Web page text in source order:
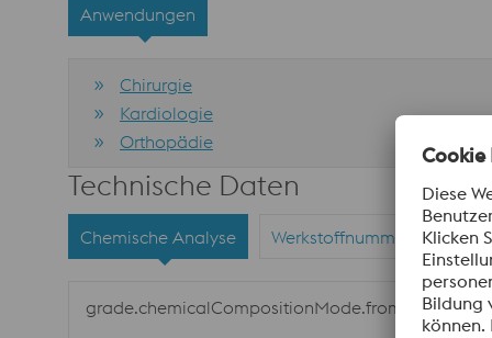
Anwendungen
Chirurgie
Kardiologie
Orthopädie
Technische Daten
Chemische Analyse Werkstoffnummern
grade.chemicalCompositionMode.fromTo